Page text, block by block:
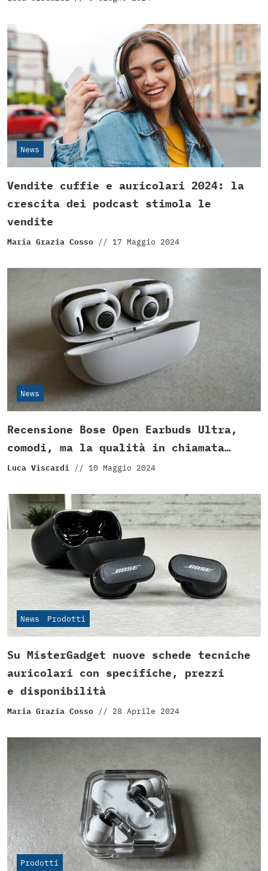
News
Vendite cuffie e auricolari 2024: la
crescita dei podcast stimola le
vendite
Maria Grazia Cosso // 17 Maggio 2024
News
Recensione Bose Open Earbuds Ultra,
comodi, ma la qualità in chiamata…
Luca Viscardi // 10 Maggio 2024
News Prodotti
Su MisterGadget nuove schede tecniche
auricolari con specifiche, prezzi
e disponibilità
Maria Grazia Cosso // 28 Aprile 2024
Prodotti